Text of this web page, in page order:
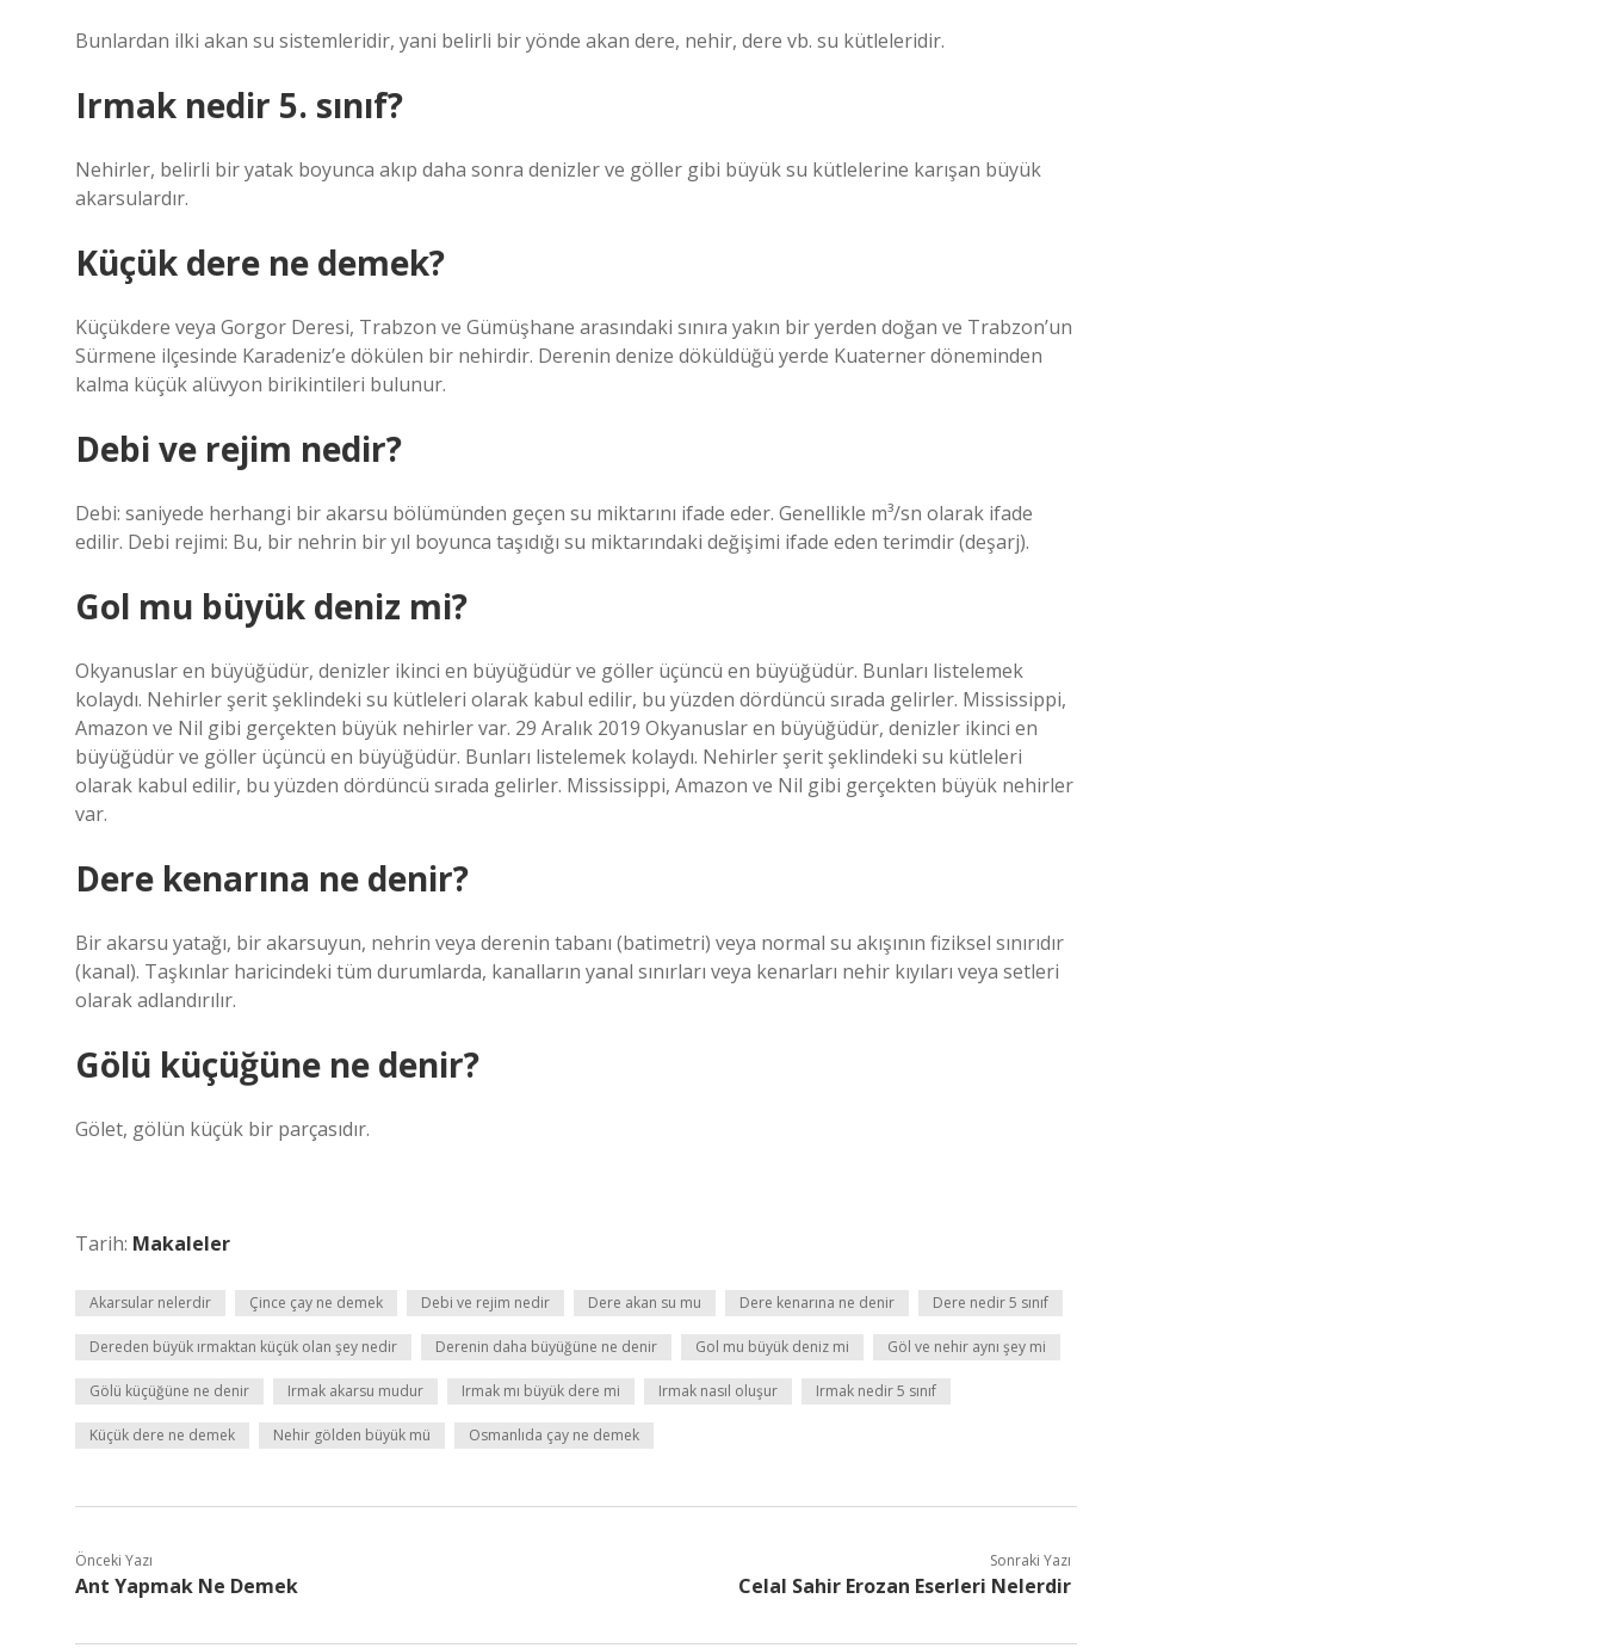
Bunlardan ilki akan su sistemleridir, yani belirli bir yönde akan dere, nehir, dere vb. su kütleleridir.
Irmak nedir 5. sınıf?
Nehirler, belirli bir yatak boyunca akıp daha sonra denizler ve göller gibi büyük su kütlelerine karışan büyük
akarsulardır.
Küçük dere ne demek?
Küçükdere veya Gorgor Deresi, Trabzon ve Gümüşhane arasındaki sınıra yakın bir yerden doğan ve Trabzon’un
Sürmene ilçesinde Karadeniz’e dökülen bir nehirdir. Derenin denize döküldüğü yerde Kuaterner döneminden
kalma küçük alüvyon birikintileri bulunur.
Debi ve rejim nedir?
Debi: saniyede herhangi bir akarsu bölümünden geçen su miktarını ifade eder. Genellikle m³/sn olarak ifade
edilir. Debi rejimi: Bu, bir nehrin bir yıl boyunca taşıdığı su miktarındaki değişimi ifade eden terimdir (deşarj).
Gol mu büyük deniz mi?
Okyanuslar en büyüğüdür, denizler ikinci en büyüğüdür ve göller üçüncü en büyüğüdür. Bunları listelemek
kolaydı. Nehirler şerit şeklindeki su kütleleri olarak kabul edilir, bu yüzden dördüncü sırada gelirler. Mississippi,
Amazon ve Nil gibi gerçekten büyük nehirler var. 29 Aralık 2019 Okyanuslar en büyüğüdür, denizler ikinci en
büyüğüdür ve göller üçüncü en büyüğüdür. Bunları listelemek kolaydı. Nehirler şerit şeklindeki su kütleleri
olarak kabul edilir, bu yüzden dördüncü sırada gelirler. Mississippi, Amazon ve Nil gibi gerçekten büyük nehirler
var.
Dere kenarına ne denir?
Bir akarsu yatağı, bir akarsuyun, nehrin veya derenin tabanı (batimetri) veya normal su akışının fiziksel sınırıdır
(kanal). Taşkınlar haricindeki tüm durumlarda, kanalların yanal sınırları veya kenarları nehir kıyıları veya setleri
olarak adlandırılır.
Gölü küçüğüne ne denir?
Gölet, gölün küçük bir parçasıdır.
Tarih: Makaleler
Akarsular nelerdir Çince çay ne demek Debi ve rejim nedir Dere akan su mu Dere kenarına ne denir Dere nedir 5 sınıf
Dereden büyük ırmaktan küçük olan şey nedir Derenin daha büyüğüne ne denir Gol mu büyük deniz mi Göl ve nehir aynı şey mi
Gölü küçüğüne ne denir Irmak akarsu mudur Irmak mı büyük dere mi Irmak nasıl oluşur Irmak nedir 5 sınıf
Küçük dere ne demek Nehir gölden büyük mü Osmanlıda çay ne demek
Önceki Yazı
Ant Yapmak Ne Demek
Sonraki Yazı
Celal Sahir Erozan Eserleri Nelerdir